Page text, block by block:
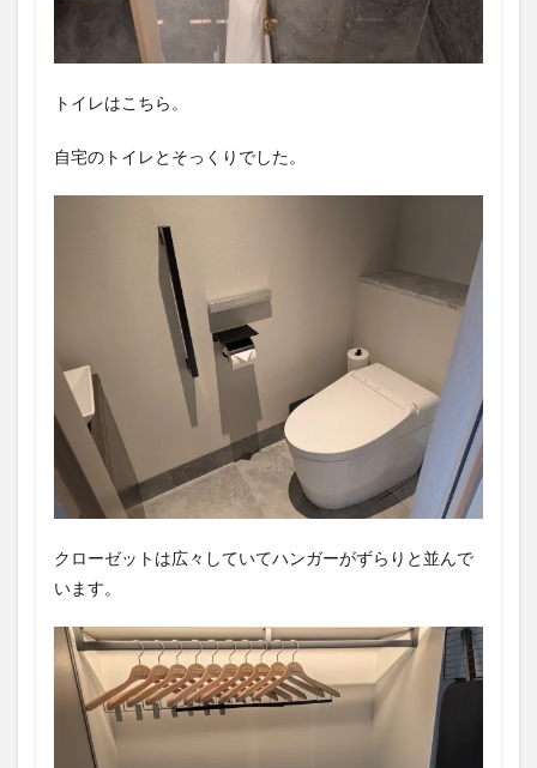
トイレはこちら。
自宅のトイレとそっくりでした。
クローゼットは広々していてハンガーがずらりと並んで
います。